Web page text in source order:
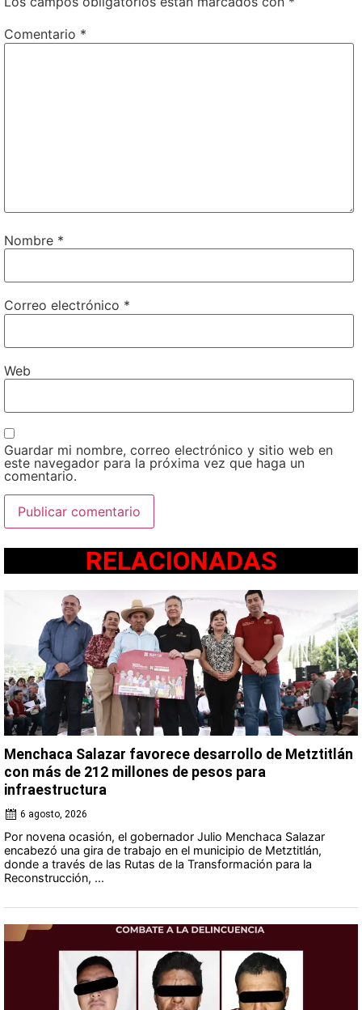
Comentario *
Nombre *
Correo electrónico *
Web
Guardar mi nombre, correo electrónico y sitio web en
este navegador para la próxima vez que haga un
comentario.
RELACIONADAS
Menchaca Salazar favorece desarrollo de Metztitlán
con más de 212 millones de pesos para
infraestructura
6 agosto, 2026
Por novena ocasión, el gobernador Julio Menchaca Salazar
encabezó una gira de trabajo en el municipio de Metztitlán,
donde a través de las Rutas de la Transformación para la
Reconstrucción, ...